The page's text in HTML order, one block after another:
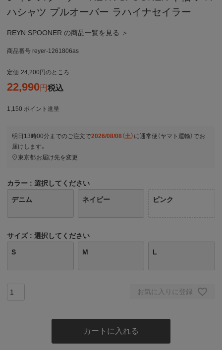
ハシャツ プルオーバー ラハイナセイラー
REYN SPOONER の商品一覧を見る ＞
商品番号 reyer-1261806as
定価 24,200 のところ
22,990 税込
1,150 ポイント進呈
明日 13時00分 までのご注文で2026/08/08（土） に通常便（ヤマト運輸） でお
届けします。
東京都お届け先を変更
カラー 選択してください
デニム ネイビー ピンク
サイズ 選択してください
S M L
お気に入りに登録
カートに入れる